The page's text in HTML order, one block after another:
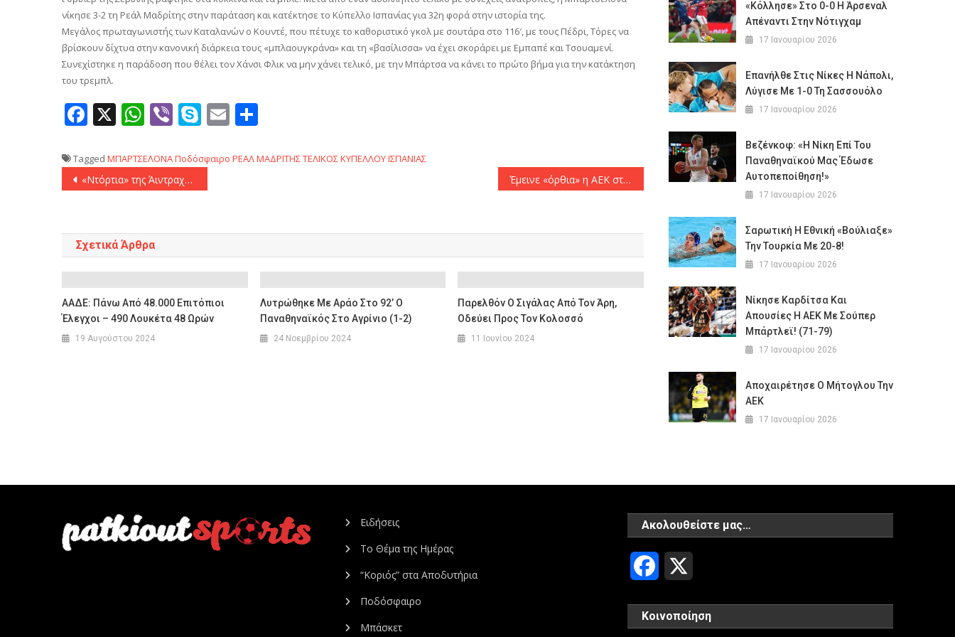
νίκησε 3-2 τη Ρεάλ Μαδρίτης στην παράταση και κατέκτησε το Κύπελλο Ισπανίας για 32η φορά στην ιστορία της.
Μεγάλος πρωταγωνιστής των Καταλανών ο Κουντέ, που πέτυχε το καθοριστικό γκολ με σουτάρα στο 116′, με τους Πέδρι, Τόρες να
βρίσκουν δίχτυα στην κανονική διάρκεια τους «μπλαουγκράνα» και τη «βασίλισσα» να έχει σκοράρει με Εμπαπέ και Τσουαμενί.
Συνεχίστηκε η παράδοση που θέλει τον Χάνσι Φλικ να μην χάνει τελικό, με την Μπάρτσα να κάνει το πρώτο βήμα για την κατάκτηση
του τρεμπλ.
Facebook
X WhatsApp
ViberSkype
Email
Tagged ΜΠΑΡΤΣΕΛΟΝΑΠοδόσφαιρο ΡΕΑΛ ΜΑΔΡΙΤΗΣΤΕΛΙΚΟΣ ΚΥΠΕΛΛΟΥ ΙΣΠΑΝΙΑΣ
Πλοήγηση
«Ντόρτια» της Άιντραχτ στη Λειψία και βήμα εξόδου για το Champions League (4-0) Έμεινε «όρθια» η ΑΕΚ στη Βοσνία και βάζει πλώρη για ευρω-Κούπα!
Σχετικά Άρθρα
ΑΑΔΕ: Πάνω Από 48.000 Επιτόπιοι
Έλεγχοι – 490 Λουκέτα 48 Ωρών
19 Αυγούστου 2024
Λυτρώθηκε Με Αράο Στο 92’ Ο
Παναθηναϊκός Στο Αγρίνιο (1-2)
24 Νοεμβρίου 2024
Παρελθόν Ο Σιγάλας Από Τον Άρη,
Οδεύει Προς Τον Κολοσσό
11 Ιουνίου 2024
«Κόλλησε» Στο 0-0 Η Άρσεναλ
Απέναντι Στην Νότιγχαμ
17 Ιανουαρίου 2026
Επανήλθε Στις Νίκες Η Νάπολι,
Λύγισε Με 1-0 Τη Σασσουόλο
17 Ιανουαρίου 2026
Βεζένκοφ: «Η Νίκη Επί Του
Παναθηναϊκού Μας Έδωσε
Αυτοπεποίθηση!»
17 Ιανουαρίου 2026
Σαρωτική Η Εθνική «βούλιαξε»
Την Τουρκία Με 20-8!
17 Ιανουαρίου 2026
Νίκησε Καρδίτσα Και
Απουσίες Η ΑΕΚ Με Σούπερ
Μπάρτλεϊ! (71-79)
17 Ιανουαρίου 2026
Αποχαιρέτησε Ο Μήτογλου Την
ΑΕΚ
17 Ιανουαρίου 2026
Ειδήσεις
Το Θέμα της Ημέρας
“Κοριός” στα Αποδυτήρια
Ποδόσφαιρο
Μπάσκετ
Ακολουθείστε μας…
Facebook
Κοινοποίηση